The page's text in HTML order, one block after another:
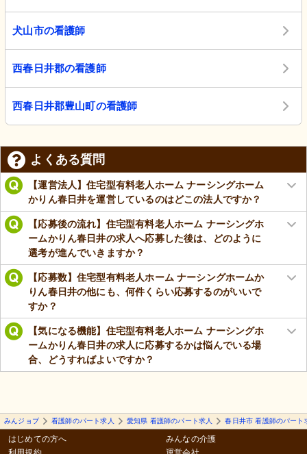
犬山市の看護師
西春日井郡の看護師
西春日井郡豊山町の看護師
よくある質問
【運営法人】住宅型有料老人ホーム ナーシングホーム
かりん春日井を運営しているのはどこの法人ですか？
【応募後の流れ】住宅型有料老人ホーム ナーシングホ
ームかりん春日井の求人へ応募した後は、どのように
選考が進んでいきますか？
【応募数】住宅型有料老人ホーム ナーシングホームか
りん春日井の他にも、何件くらい応募するのがいいで
すか？
【気になる機能】住宅型有料老人ホーム ナーシングホ
ームかりん春日井の求人に応募するかは悩んでいる場
合、どうすればよいですか？
みんジョブ 看護師のパート求人 愛知県 看護師のパート求人 春日井市 看護師のパート
はじめての方へ
みんなの介護